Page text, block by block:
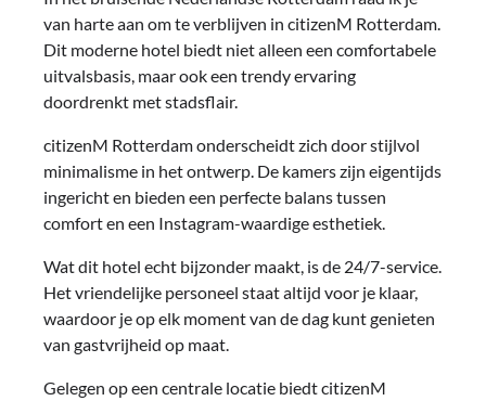
van harte aan om te verblijven in citizenM Rotterdam.
Dit moderne hotel biedt niet alleen een comfortabele
uitvalsbasis, maar ook een trendy ervaring
doordrenkt met stadsflair.
citizenM Rotterdam onderscheidt zich door stijlvol
minimalisme in het ontwerp. De kamers zijn eigentijds
ingericht en bieden een perfecte balans tussen
comfort en een Instagram-waardige esthetiek.
Wat dit hotel echt bijzonder maakt, is de 24/7-service.
Het vriendelijke personeel staat altijd voor je klaar,
waardoor je op elk moment van de dag kunt genieten
van gastvrijheid op maat.
Gelegen op een centrale locatie biedt citizenM